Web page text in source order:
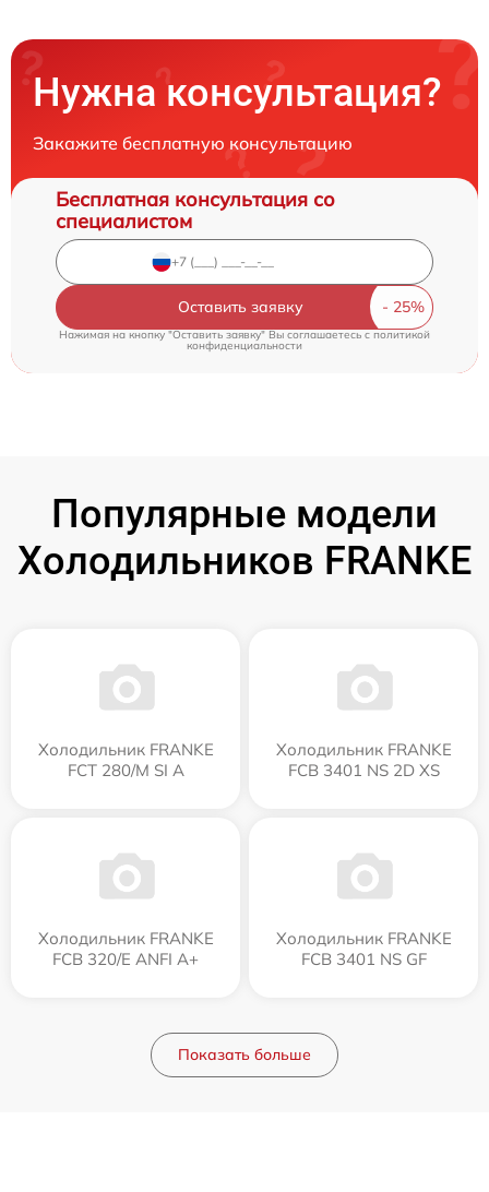
Нужна консультация?
Закажите бесплатную консультацию
Бесплатная консультация со
специалистом
Оставить заявку
Нажимая на кнопку "Оставить заявку" Вы соглашаетесь cполитикой
конфиденциальности
Популярные модели
Холодильников FRANKE
Холодильник FRANKE
FCT 280/M SI A
Холодильник FRANKE
FCB 3401 NS 2D XS
Холодильник FRANKE
FCB 320/E ANFI A+
Холодильник FRANKE
FCB 3401 NS GF
Показать больше